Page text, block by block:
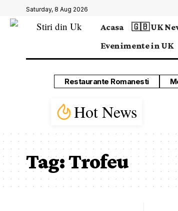
Saturday, 8 Aug 2026
Acasa 🇬🇧 UK
Evenimente in UK
Restaurante Romanesti
Hot News
Tag:Trofeu